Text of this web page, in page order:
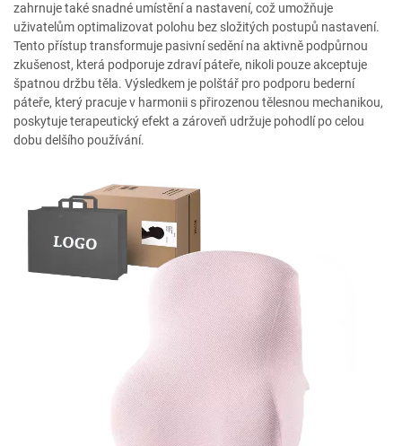
zahrnuje také snadné umístění a nastavení, což umožňuje
uživatelům optimalizovat polohu bez složitých postupů nastavení.
Tento přístup transformuje pasivní sedění na aktivně podpůrnou
zkušenost, která podporuje zdraví páteře, nikoli pouze akceptuje
špatnou držbu těla. Výsledkem je polštář pro podporu bederní
páteře, který pracuje v harmonii s přirozenou tělesnou mechanikou,
poskytuje terapeutický efekt a zároveň udržuje pohodlí po celou
dobu delšího používání.